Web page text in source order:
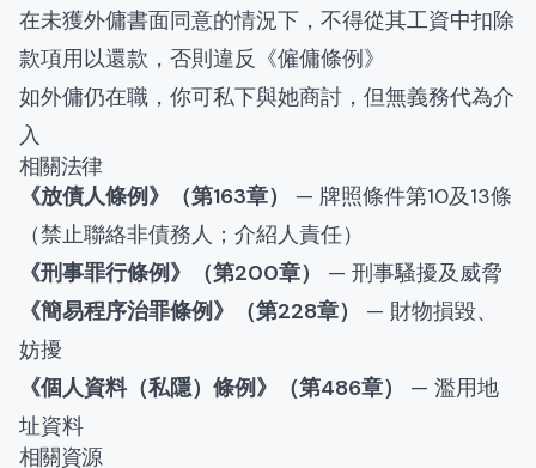
在未獲外傭書面同意的情況下，不得從其工資中扣除
款項用以還款，否則違反《僱傭條例》
如外傭仍在職，你可私下與她商討，但無義務代為介
入
相關法律
《放債人條例》（第163章）
— 牌照條件第10及13條
（禁止聯絡非債務人；介紹人責任）
《刑事罪行條例》（第200章）
— 刑事騷擾及威脅
《簡易程序治罪條例》（第228章）
— 財物損毀、
妨擾
《個人資料（私隱）條例》（第486章）
— 濫用地
址資料
相關資源